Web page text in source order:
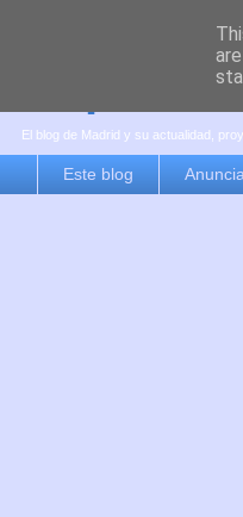
es por
El blog de Madrid y su actualidad,
Este blog